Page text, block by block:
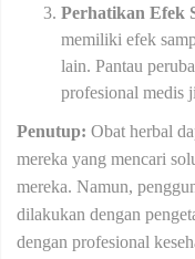
Perhatikan Efek
memiliki efek
lain. Pantau
profesional medis
Penutup: Obat herbal
mereka yang mencari
mereka. Namun,
dilakukan dengan
dengan profesional